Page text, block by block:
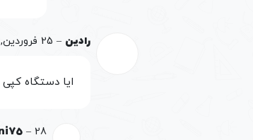
رادین – 25 فروردین, 1401
ایا دستگاه
– 28 فروردین, 1401